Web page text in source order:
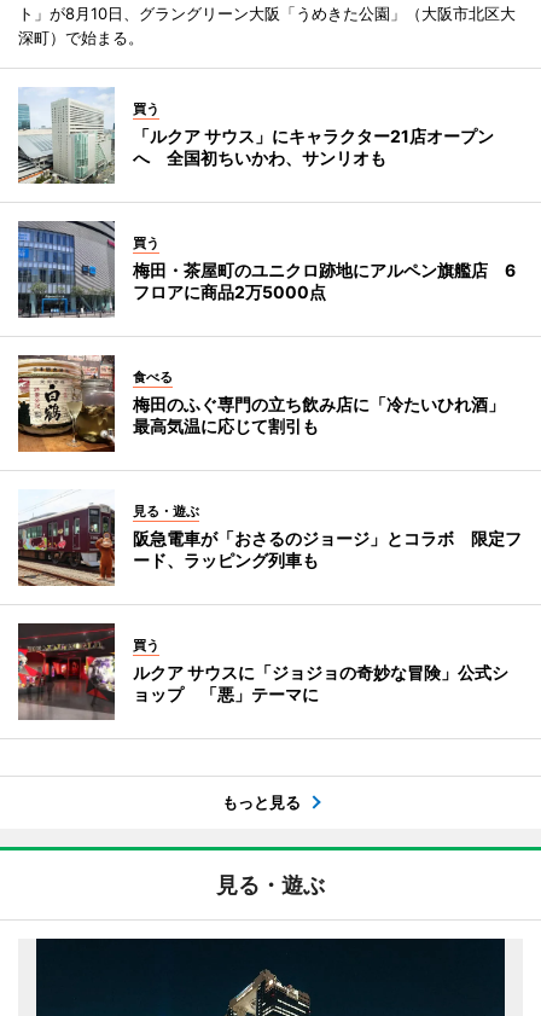
ト」が8月10日、グラングリーン大阪「うめきた公園」（大阪市北区大
深町）で始まる。
買う
「ルクア サウス」にキャラクター21店オープン
へ 全国初ちいかわ、サンリオも
買う
梅田・茶屋町のユニクロ跡地にアルペン旗艦店 6
フロアに商品2万5000点
食べる
梅田のふぐ専門の立ち飲み店に「冷たいひれ酒」
最高気温に応じて割引も
見る・遊ぶ
阪急電車が「おさるのジョージ」とコラボ 限定フ
ード、ラッピング列車も
買う
ルクア サウスに「ジョジョの奇妙な冒険」公式シ
ョップ 「悪」テーマに
もっと見る
見る・遊ぶ